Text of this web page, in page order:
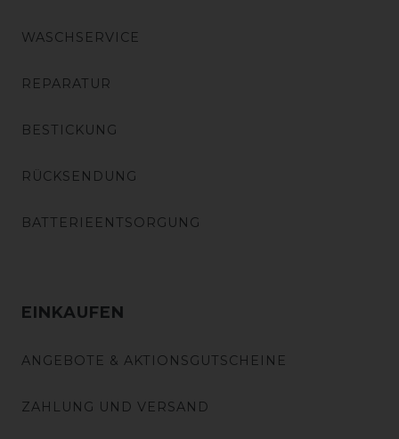
WASCHSERVICE
REPARATUR
BESTICKUNG
RÜCKSENDUNG
BATTERIEENTSORGUNG
EINKAUFEN
ANGEBOTE & AKTIONSGUTSCHEINE
ZAHLUNG UND VERSAND